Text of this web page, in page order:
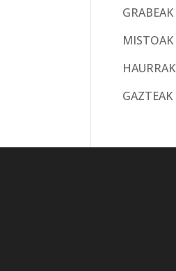
GRABEAK
MISTOAK
HAURRAK
GAZTEAK